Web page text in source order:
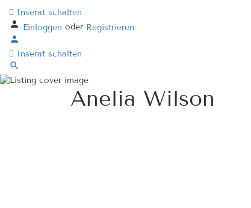
Inserat schalten
Einloggen oder Registrieren
Inserat schalten
Anelia Wilson